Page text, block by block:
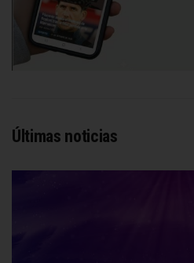
Últimas noticias